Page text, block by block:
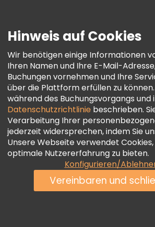
AGB Und Rechtliches
Cookie-Richtlinie
Freetour Auszeichnungen
Treueprogramm
Hinweis auf Cookies
Wir benötigen einige Informationen
Ihren Namen und Ihre E-Mail-
Buchungen vornehmen und Ihre
über die Plattform erfüllen zu
während des Buchungsvorgangs und
Datenschutzrichtlinie beschrieben.
Verarbeitung Ihrer
jederzeit widersprechen, indem Sie
Unsere Webseite verwendet
optimale Nutzererfahrung zu bieten.
Konfigurieren/
Vereinbaren und